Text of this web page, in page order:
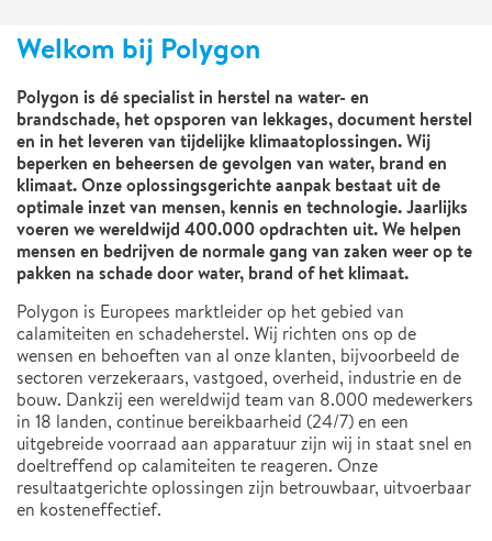
Welkom bij Polygon
Polygon is dé specialist in herstel na water- en
brandschade, het opsporen van lekkages, document herstel
en in het leveren van tijdelijke klimaatoplossingen. Wij
beperken en beheersen de gevolgen van water, brand en
klimaat. Onze oplossingsgerichte aanpak bestaat uit de
optimale inzet van mensen, kennis en technologie. Jaarlijks
voeren we wereldwijd 400.000 opdrachten uit. We helpen
mensen en bedrijven de normale gang van zaken weer op te
pakken na schade door water, brand of het klimaat.
Polygon is Europees marktleider op het gebied van
calamiteiten en schadeherstel. Wij richten ons op de
wensen en behoeften van al onze klanten, bijvoorbeeld de
sectoren verzekeraars, vastgoed, overheid, industrie en de
bouw. Dankzij een wereldwijd team van 8.000 medewerkers
in 18 landen, continue bereikbaarheid (24/7) en een
uitgebreide voorraad aan apparatuur zijn wij in staat snel en
doeltreffend op calamiteiten te reageren. Onze
resultaatgerichte oplossingen zijn betrouwbaar, uitvoerbaar
en kosteneffectief.